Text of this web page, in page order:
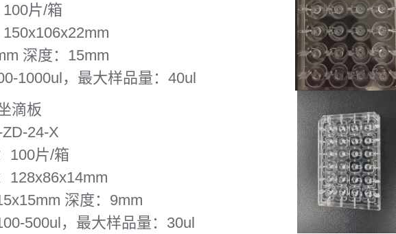
片/箱
深度：15mm
1000ul，最大样品量：40ul
滴板
24-X
100片/箱
128x86x14mm
深度：9mm
500ul，最大样品量：30ul